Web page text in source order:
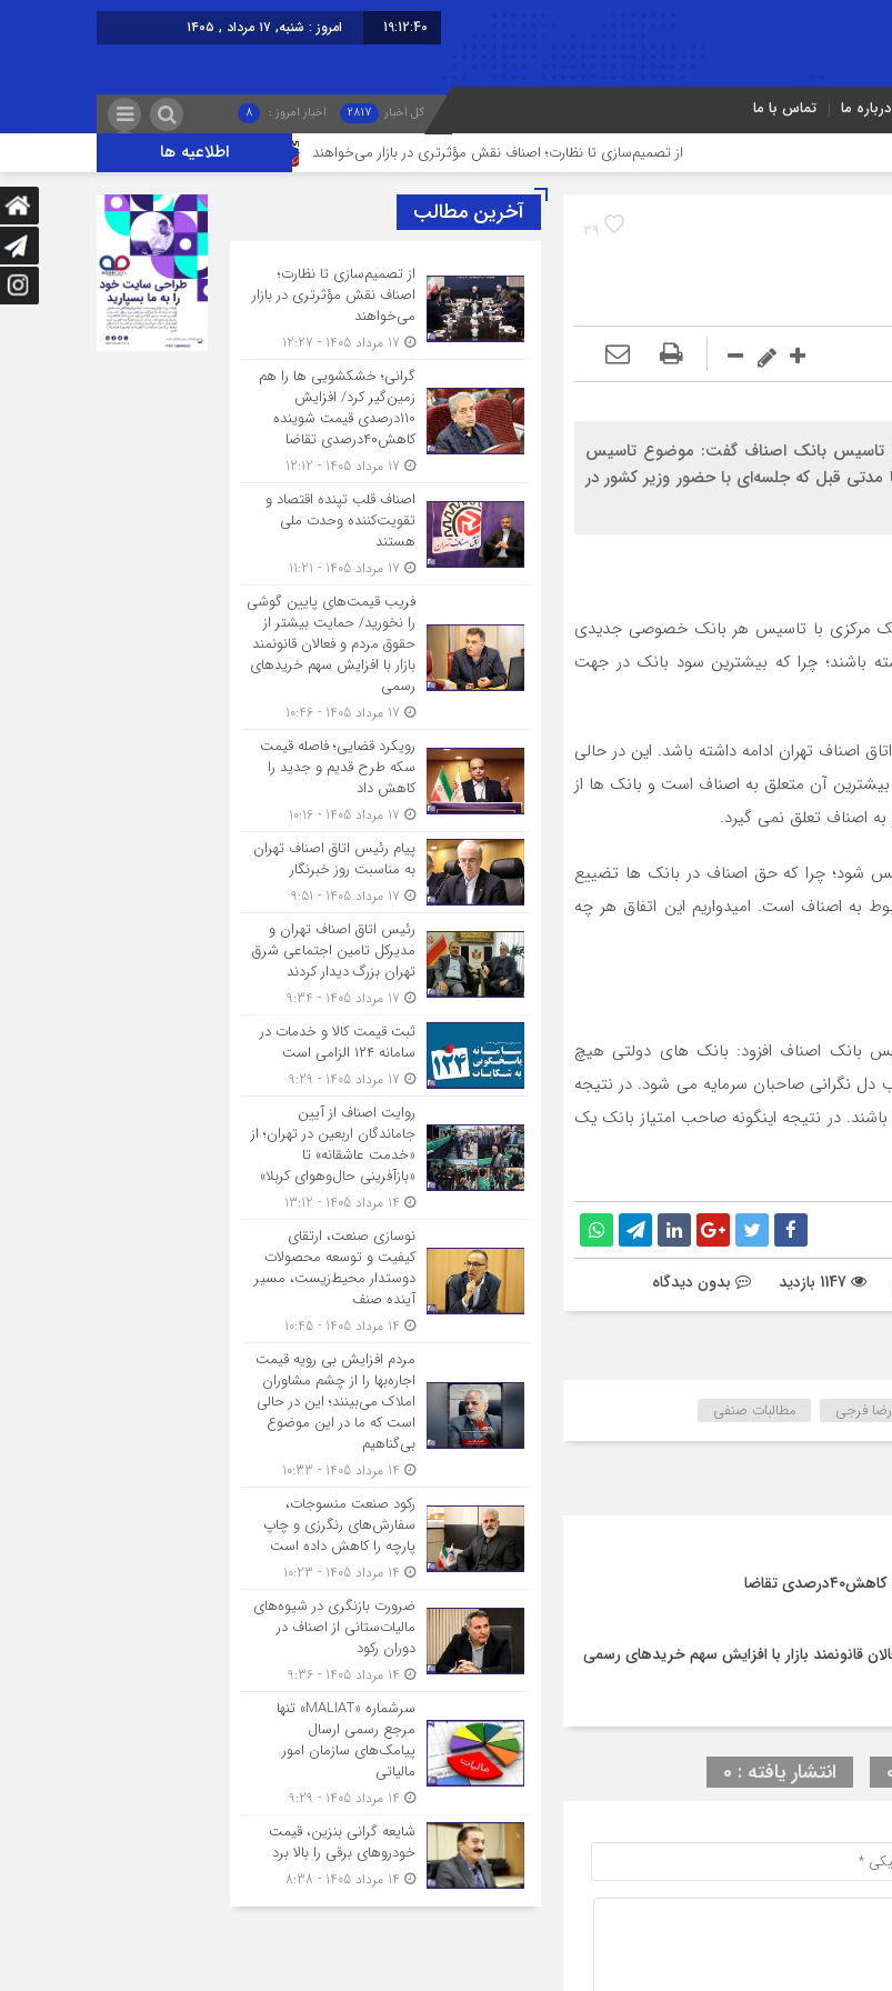
19:12:40 امروز : شنبه, ۱۷ مرداد , ۱۴۰۵
درباره ما تماس با ما کل اخبار 2817 اخبار امروز : 8
اطلاعیه ها از تصمیم‌سازی تا نظارت؛ اصناف نقش مؤثرتری در بازار می‌خواهند گرانی؛ خشکشویی‌ ها را هم زمین‌گیر کرد/ افزایش ۱۱۰درصدی قیمت شوینده کاهش۴۰درصدی تقاضا
39
با تاسيس بانک اصناف گفت: موضوع تاسيس
بود تا مدتي قبل که جلسه‌اي با حضور وزير کشور در
مرکزي با تاسيس هر بانک خصوصي جديدي
باشند؛ چرا که بيشترين سود بانک در جهت
اصناف تهران ادامه داشته باشد. اين در حالي
آن متعلق به اصناف است و بانک ها از
اصناف تعلق نمي گيرد.
شود؛ چرا که حق اصناف در بانک ها تضييع
اصناف است. اميدواريم اين اتفاق هر چه
بانک اصناف افزود: بانک هاي دولتي هيچ
نگراني صاحبان سرمايه مي شود. در نتيجه
در نتيجه اينگونه صاحب امتياز بانک يک
بدون دیدگاه
فرجی مطالبات صنفی
قانونمند بازار با افزایش سهم خریدهای رسمی
انتشار یافته : 0
آخرین مطالب
از تصمیم‌سازی تا نظارت؛
اصناف نقش مؤثرتری در بازار
می‌خواهند
گرانی؛ خشکشویی‌ ها را هم
زمین‌گیر کرد/ افزایش
۱۱۰درصدی قیمت شوینده
کاهش۴۰درصدی تقاضا
اصناف قلب تپنده اقتصاد و
تقویت‌کننده وحدت ملی
هستند
فریب قیمت‌های پایین گوشی
را نخورید/ حمایت بیشتر از
حقوق مردم و فعالان قانونمند
بازار با افزایش سهم خریدهای
رسمی
رویکرد قضایی؛ فاصله قیمت
سکه طرح قدیم و جدید را
کاهش داد
پیام رئیس اتاق اصناف تهران
به مناسبت روز خبرنگار
رئیس اتاق اصناف تهران و
مدیرکل تامین اجتماعی شرق
تهران بزرگ دیدار کردند
ثبت قیمت کالا و خدمات در
سامانه ۱۲۴ الزامی است
روایت اصناف از آیین
جاماندگان اربعین در تهران؛ از
«خدمت عاشقانه» تا
«بازآفرینی حال‌وهوای کربلا»
نوسازی صنعت، ارتقای
کیفیت و توسعه محصولات
دوستدار محیط‌زیست، مسیر
آینده صنف
مردم افزایش بی رویه قیمت
اجاره‌بها را از چشم مشاوران
املاک می‌بینند؛ این در حالی
است که ما در این موضوع
بی‌گناهیم
رکود صنعت منسوجات،
سفارش‌های رنگرزی و چاپ
پارچه را کاهش داده است
ضرورت بازنگری در شیوه‌های
مالیات‌ستانی از اصناف در
دوران رکود
سرشماره «MALIAT» تنها
مرجع رسمی ارسال
پیامک‌های سازمان امور
مالیاتی
شایعه گرانی بنزین، قیمت
خودروهای برقی را بالا برد